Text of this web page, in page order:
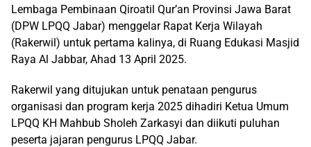
Lembaga Pembinaan Qiroatil Qur’an Provinsi Jawa Barat
(DPW LPQQ Jabar) menggelar Rapat Kerja Wilayah
(Rakerwil) untuk pertama kalinya, di Ruang Edukasi Masjid
Raya Al Jabbar, Ahad 13 April 2025.
Rakerwil yang ditujukan untuk penataan pengurus
organisasi dan program kerja 2025 dihadiri Ketua Umum
LPQQ KH Mahbub Sholeh Zarkasyi dan diikuti puluhan
peserta jajaran pengurus LPQQ Jabar.